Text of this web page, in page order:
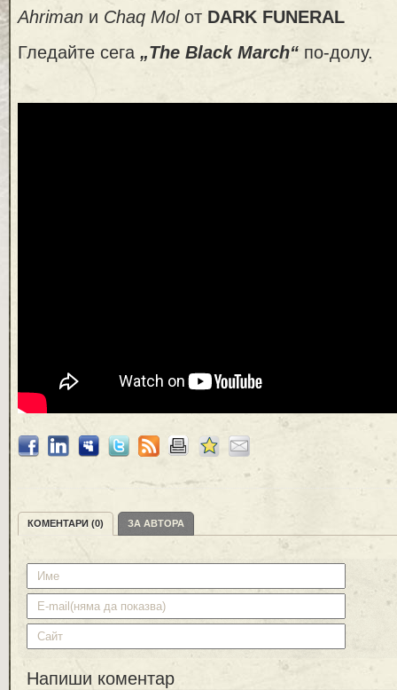
Ahriman и Chaq Molот DARK FUNERAL
Гледайте сега „The Black March“ по-долу.
КОМЕНТАРИ (0) ЗА АВТОРА
Напиши коментар